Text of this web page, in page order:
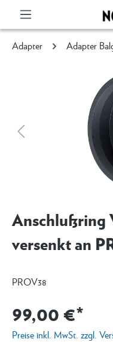
Adapter Adapter
Anschlußring
versenkt an
PROV38
99,00 €*
Preise inkl. MwSt. zzgl.